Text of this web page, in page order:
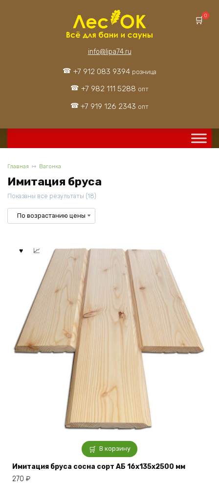
info@lipa74.ru
+7 912 083 9394 розница
+7 982 111 5288 опт
+7 919 126 2343 опт
0
Главная Вагонка
Имитация бруса
Показаны все результаты (18)
В корзину
Имитация бруса сосна сорт АБ 16x135x2500 мм
270 ₽